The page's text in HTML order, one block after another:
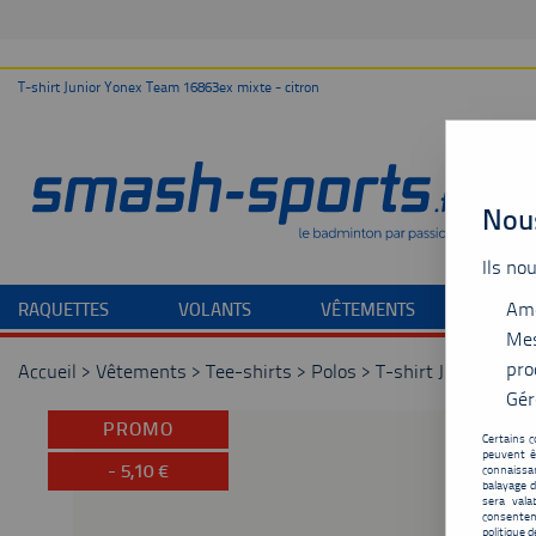
T-shirt Junior Yonex Team 16863ex mixte - citron
RAQUETTES VOLANTS VÊTEMENTS
Accueil > Vêtements > Tee-shirts > Polos > T-shirt Junior
PROMO
- 5,10 €
Ils
Certains
peuvent
balayage
sera
politique